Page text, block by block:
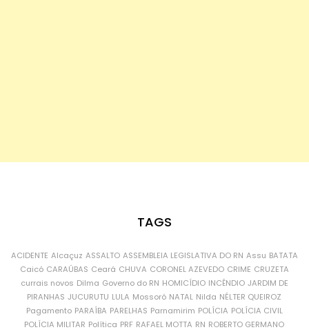
TAGS
ACIDENTE Alcaçuz ASSALTO ASSEMBLEIA LEGISLATIVA DO RN Assu BATATA
Caicó CARAÚBAS Ceará CHUVA CORONEL AZEVEDO CRIME CRUZETA
currais novos Dilma Governo do RN HOMICÍDIO INCÊNDIO JARDIM DE
PIRANHAS JUCURUTU LULA Mossoró NATAL Nilda NÉLTER QUEIROZ
Pagamento PARAÍBA PARELHAS Parnamirim POLÍCIA POLÍCIA CIVIL
POLÍCIA MILITAR Política PRF RAFAEL MOTTA RN ROBERTO GERMANO